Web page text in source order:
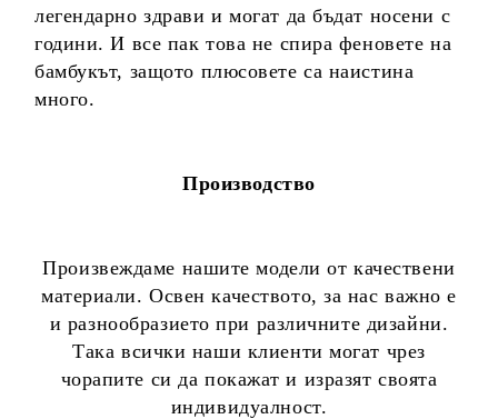
легендарно здрави и могат да бъдат носени с
години. И все пак това не спира феновете на
бамбукът, защото плюсовете са наистина
много.
Производство
Произвеждаме нашите модели от качествени
материали. Освен качеството, за нас важно е
и разнообразието при различните дизайни.
Така всички наши клиенти могат чрез
чорапите си да покажат и изразят своята
индивидуалност.